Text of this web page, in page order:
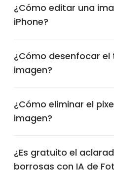
¿Cómo editar una
iPhone?
¿Cómo desenfocar el
imagen?
¿Cómo eliminar el
imagen?
¿Es gratuito el
borrosas con IA de